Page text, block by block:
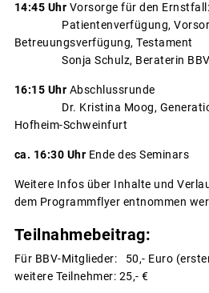
14:45 Uhr Vorsorge für den Ernstfall:
Patientenverfügung,
Betreuungsverfügung, Testament
Sonja Schulz, Beraterin BBV
16:15 Uhr Abschlussrunde
Dr. Kristina Moog,
Hofheim-Schweinfurt
ca. 16:30 Uhr Ende des Seminars
Weitere Infos über Inhalte und
dem Programmflyer entnommen
Teilnahmebeitrag:
Für BBV-Mitglieder: 50,- Euro
weitere Teilnehmer: 25,- €